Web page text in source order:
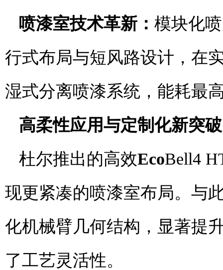
喷漆室技术革新 ： 模块化
行式布局与短风路设计，在
湿式分离喷漆系统，能耗最
高柔性应用与定制化新突破
杜尔推出的高效EcoBell4
现更紧凑的喷漆室布局。与
化机械臂几何结构，显著提
了工艺灵活性。